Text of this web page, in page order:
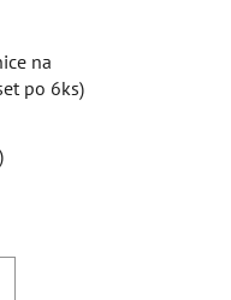
na
po 6ks)